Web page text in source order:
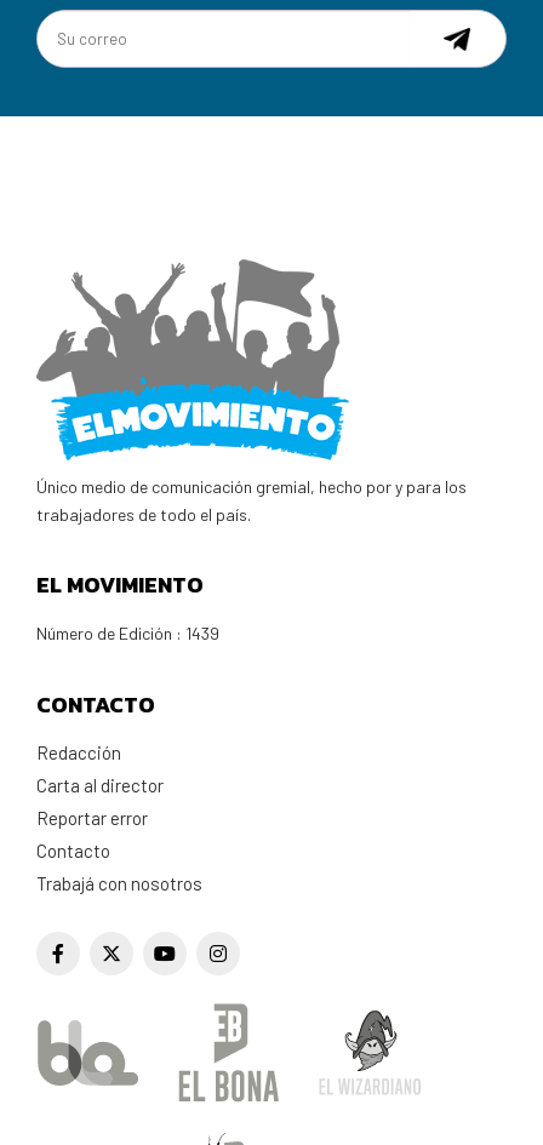
Único medio de comunicación gremial, hecho por y para los
trabajadores de todo el país.
EL MOVIMIENTO
Número de Edición : 1439
CONTACTO
Redacción
Carta al director
Reportar error
Contacto
Trabajá con nosotros